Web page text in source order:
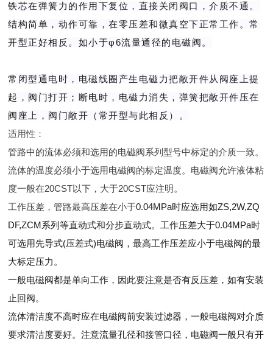
铁芯在弹簧力的作用下复位，直接关闭阀口，介质不通。
结构简单，动作可靠，在零压差和微真空下正常工作。常
开型正好相反。如小于φ6流量通径的电磁阀。
常闭型通电时，电磁线圈产生电磁力把敞开件从阀座上提
起，阀门打开；断电时，电磁力消失，弹簧把敞开件压在
阀座上，阀门敞开（常开型与此相反）。
适用性：
管路中的流体必须和选用的电磁阀系列型号中标定的介质一致。
流体的温度必须小于选用电磁阀的标定温度。电磁阀允许液体粘
度一般在20CST以下，大于20CST应注明。
工作压差，管路最高压差在小于0.04MPa时应选用如ZS,2W,ZQ
DF,ZCM系列等直动式和分步直动式。工作压差大于0.04MPa时
可选用先导式(压差式)电磁阀，最高工作压差应小于电磁阀的最
大标定压力。
一般电磁阀都是单向工作，因此要注意是否有反压差，如有安装
止回阀。
流体清洁度不高时应在电磁阀前安装过滤器，一般电磁阀对介质
要求清洁度要好。注意流量孔径和接管口径，电磁阀一般只有开